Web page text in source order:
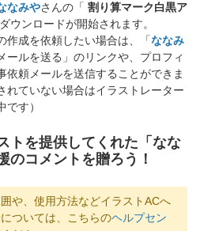
なみやさんの「 割り算マーク白黒ア
ウンロードが開始されます。
作成を依頼したい場合は、「ななみ
ールを送る」のリンクや、プロフィ
依頼メールを送信することができま
れていない場合はイラストレーター
す）
トを提供してくれた「なな
のコメントを贈ろう！
や、使用方法などイラストACへ
ついては、こちらのヘルプセン